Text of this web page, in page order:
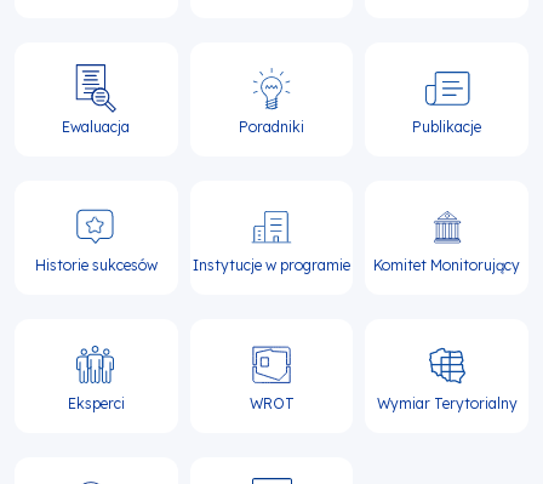
Ewaluacja Poradniki Publikacje
Historie sukcesów Instytucje w programie Komitet Monitorujący
Eksperci WROT Wymiar Terytorialny